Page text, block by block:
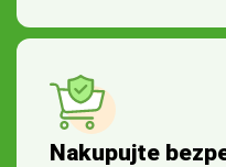
Nakupujte